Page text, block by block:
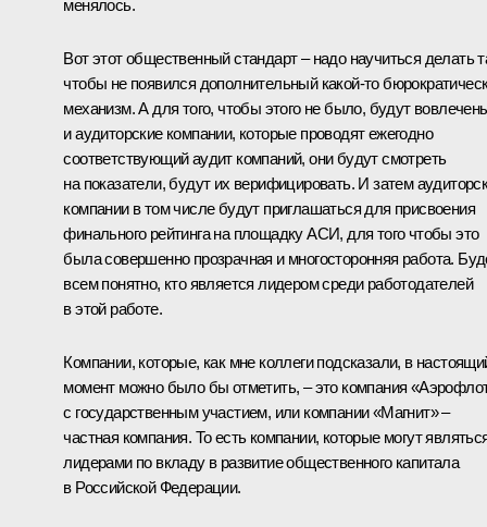
менялось.
Вот этот общественный стандарт – надо научиться делать
чтобы не появился дополнительный какой-то
механизм. А для того, чтобы этого не было, будут
и аудиторские компании, которые проводят ежегодно
соответствующий аудит компаний, они будут смотреть
на показатели, будут их верифицировать. И затем
компании в том числе будут приглашаться для присвоения
финального рейтинга на площадку АСИ, для того чтобы это
была совершенно прозрачная и многосторонняя работа.
всем понятно, кто является лидером среди работодателей
в этой работе.
Компании, которые, как мне коллеги подсказали, в
момент можно было бы отметить, – это компания
с государственным участием, или компании «Магнит» –
частная компания. То есть компании, которые могут
лидерами по вкладу в развитие общественного капитала
в Российской Федерации.